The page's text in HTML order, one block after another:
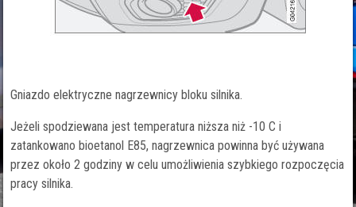
Gniazdo elektryczne nagrzewnicy bloku silnika.
Jeżeli spodziewana jest temperatura niższa niż -10 C i
zatankowano bioetanol E85, nagrzewnica powinna być używana
przez około 2 godziny w celu umożliwienia szybkiego rozpoczęcia
pracy silnika.